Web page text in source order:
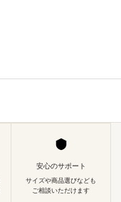
安心のサポート
サイズや商品選びなども
ご相談いただけます